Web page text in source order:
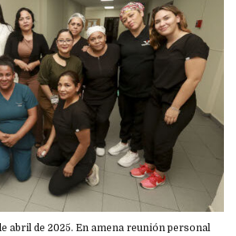
abril de 2025. En amena reunión personal